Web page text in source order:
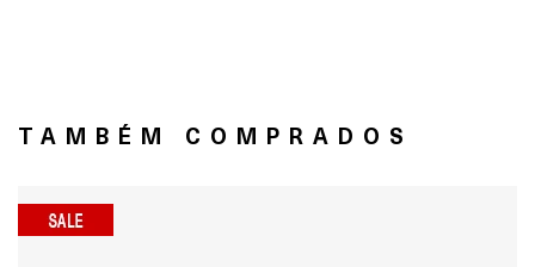
TAMBÉM COMPRADOS